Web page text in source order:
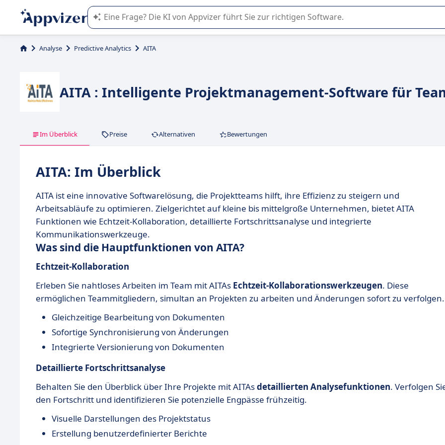
Die KI von Appvizer führt Sie bei der Nutzung oder Auswahl von SaaS-Software in Unternehmen.
Analyse Predictive Analytics AITA
AITA : Intelligente Projektmanagement-Software für
Im Überblick Preise Alternativen Bewertungen
AITA: Im Überblick
AITA ist eine innovative Softwarelösung, die Projektteams hilft, ihre Effizienz zu steigern und
Arbeitsabläufe zu optimieren. Zielgerichtet auf kleine bis mittelgroße Unternehmen, bietet AITA
Funktionen wie Echtzeit-Kollaboration, detaillierte Fortschrittsanalyse und integrierte
Kommunikationswerkzeuge.
Was sind die Hauptfunktionen von AITA?
Echtzeit-Kollaboration
Erleben Sie nahtloses Arbeiten im Team mit AITAs Echtzeit-Kollaborationswerkzeugen. Diese
ermöglichen Teammitgliedern, simultan an Projekten zu arbeiten und Änderungen sofort zu verfolgen.
Gleichzeitige Bearbeitung von Dokumenten
Sofortige Synchronisierung von Änderungen
Integrierte Versionierung von Dokumenten
Detaillierte Fortschrittsanalyse
Behalten Sie den Überblick über Ihre Projekte mit AITAsdetaillierten Analysefunktionen. Verfolgen
den Fortschritt und identifizieren Sie potenzielle Engpässe frühzeitig.
Visuelle Darstellungen des Projektstatus
Erstellung benutzerdefinierter Berichte